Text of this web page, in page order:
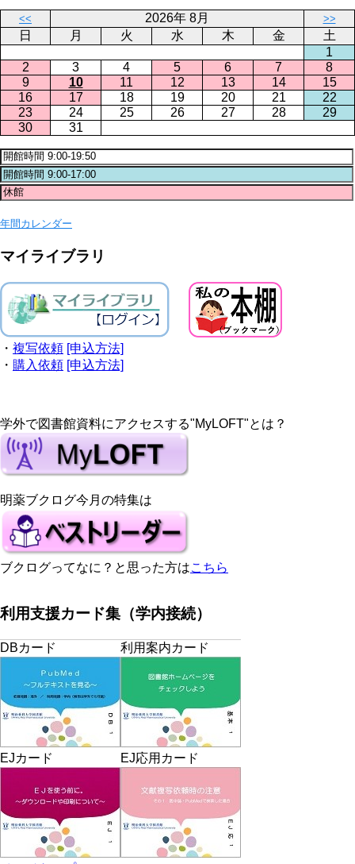
<< 2026年 8月 >>
日 月 火 水 木 金
土
1
2
3 4 5 6 7
8
9
10 11 12 13 14
15
16
17 18 19 20 21
22
23
24 25 26 27 28
29
30
31
年間カレンダー
マイライブラリ
・ 複写依頼 [申込方法]
・ 購入依頼 [申込方法]
学外で図書館資料にアクセスする"MyLOFT"とは？
明薬ブクログ今月の特集は
ブクログってなに？と思った方はこちら
利用支援カード集（学内接続）
DBカード 利用案内カード
EJカード EJ応用カード